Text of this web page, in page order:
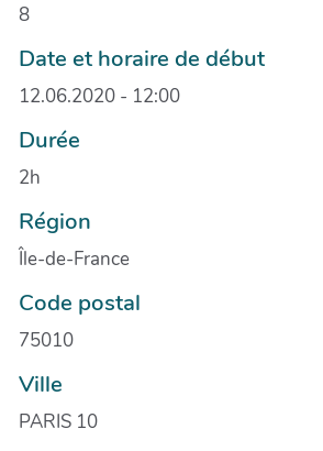
8
Date et horaire de début
12.06.2020 - 12:00
Durée
2h
Région
Île-de-France
Code postal
75010
Ville
PARIS 10